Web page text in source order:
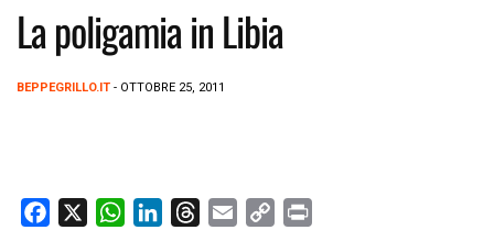
La poligamia in Libia
BEPPEGRILLO.IT - OTTOBRE 25, 2011
W